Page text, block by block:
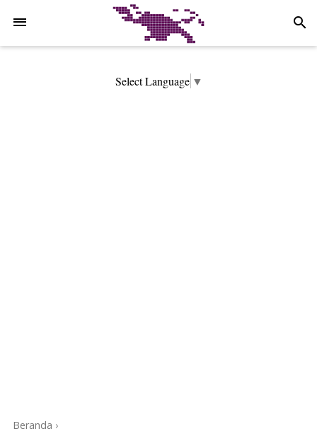
search
Select Language ▼
Beranda ›